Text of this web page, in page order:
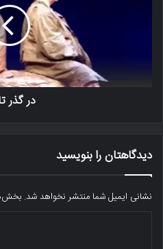
در گذر
دیدگاهتان را بنویسید
نشانی ایمیل شما منتشر نخواهد شد.